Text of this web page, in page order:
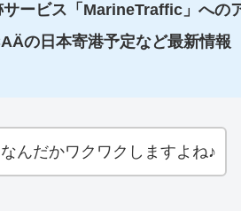
サービス「MarineTraffic」への
の日本寄港予定など最新情報
なんだかワクワクしますよね♪